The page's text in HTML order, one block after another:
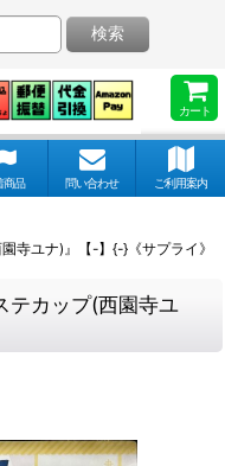
カート
検索
商品 問い合わせ ご利用案内
寺ユナ)』【-】{-}《サプライ》
テカップ(西園寺ユ